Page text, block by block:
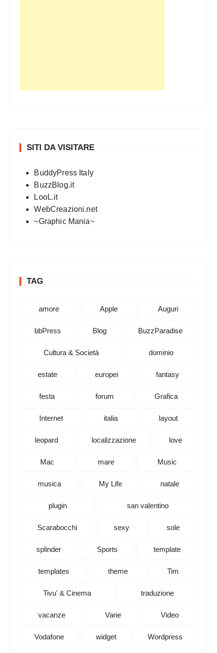
SITI DA VISITARE
BuddyPress Italy
BuzzBlog.it
LooL.it
WebCreazioni.net
~Graphic Mania~
TAG
amore Apple Auguri
bbPress Blog BuzzParadise
Cultura & Società dominio
estate europei fantasy
festa forum Grafica
Internet italia layout
leopard localizzazione love
Mac mare Music
musica My Life natale
plugin san valentino
Scarabocchi sexy sole
splinder Sports template
templates theme Tim
Tivu' & Cinema traduzione
vacanze Varie Video
Vodafone widget Wordpress